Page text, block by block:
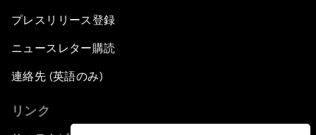
プレスリリース登録
ニュースレター購読
連絡先 (英語のみ)
リンク